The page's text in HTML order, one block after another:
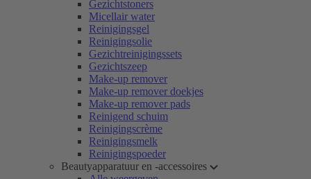
Gezichtstoners
Micellair water
Reinigingsgel
Reinigingsolie
Gezichtreinigingssets
Gezichtszeep
Make-up remover
Make-up remover doekjes
Make-up remover pads
Reinigend schuim
Reinigingscrème
Reinigingsmelk
Reinigingspoeder
Beautyapparatuur en -accessoires